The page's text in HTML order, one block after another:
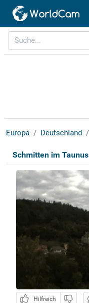
Europa Deutschland
Schmitten im Taunus
Hilfreich